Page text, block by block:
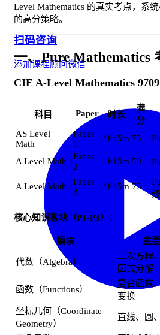
扫码咨询
添加课程顾问微信
Level Mathematics 的真实考点，系
的高分策略。
一、Pure Mathematics
CIE A-Level Mathematics 9709
科目 Paper 时长
满
分
AS Level
Math
Paper
1
1h45m 75
A Level Math
Paper
2
1h15m 50
A Level Math
Paper
3
1h45m 75
级
核心知识板块（P1-P3） ：
模块 主
代数（Algebra）
二次方程
因式分解
函数（Functions）
复合函数
变换
坐标几何（Coordinate
Geometry）
直线、圆